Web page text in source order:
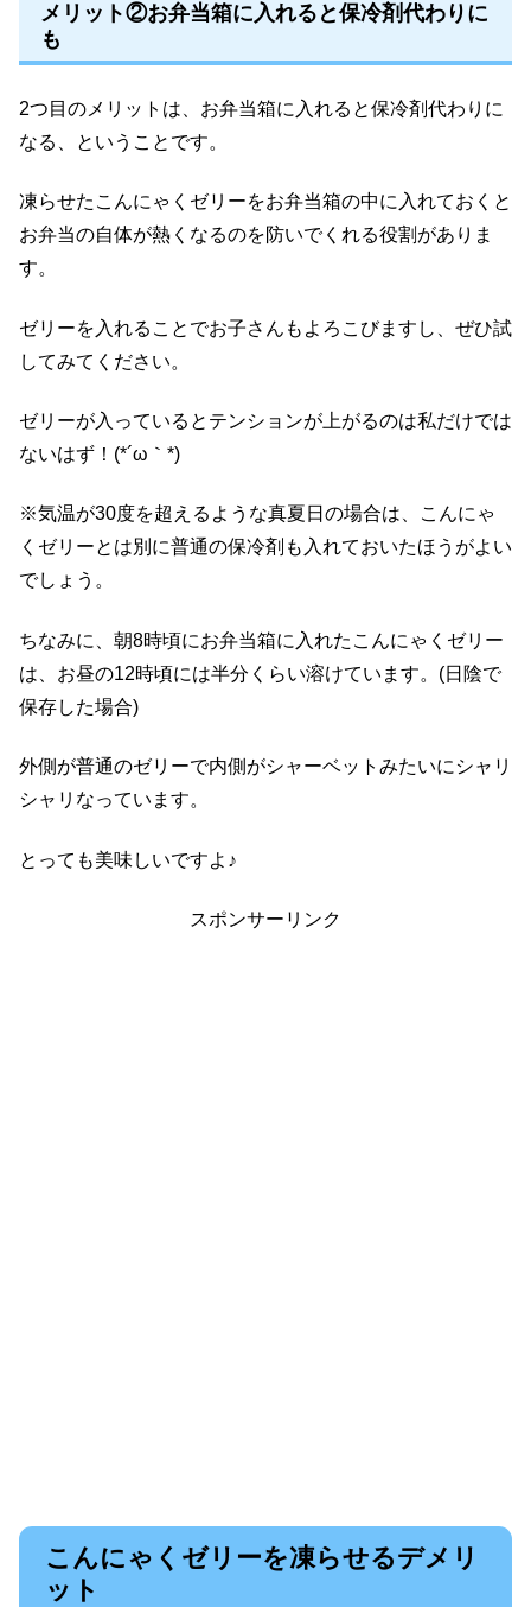
メリット②お弁当箱に入れると保冷剤代わりに
も
2つ目のメリットは、お弁当箱に入れると保冷剤代わりに
なる、ということです。
凍らせたこんにゃくゼリーをお弁当箱の中に入れておくと
お弁当の自体が熱くなるのを防いでくれる役割がありま
す。
ゼリーを入れることでお子さんもよろこびますし、ぜひ試
してみてください。
ゼリーが入っているとテンションが上がるのは私だけでは
ないはず！(*´ω｀*)
※気温が30度を超えるような真夏日の場合は、こんにゃ
くゼリーとは別に普通の保冷剤も入れておいたほうがよい
でしょう。
ちなみに、朝8時頃にお弁当箱に入れたこんにゃくゼリー
は、お昼の12時頃には半分くらい溶けています。(日陰で
保存した場合)
外側が普通のゼリーで内側がシャーベットみたいにシャリ
シャリなっています。
とっても美味しいですよ♪
スポンサーリンク
こんにゃくゼリーを凍らせるデメリ
ット